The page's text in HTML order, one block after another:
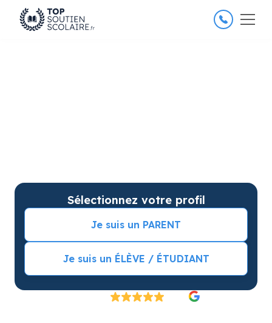
26 000 élèves satisfaits
Sélectionnez votre profil
Je suis un PARENT
Je suis un ÉLÈVE / ÉTUDIANT